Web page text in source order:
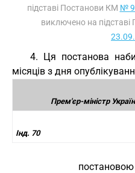
підставі Постанови КМ №
виключено на
4. Ця постанова
місяців з дня
Прем'єр-міністр
Інд. 70
постановою